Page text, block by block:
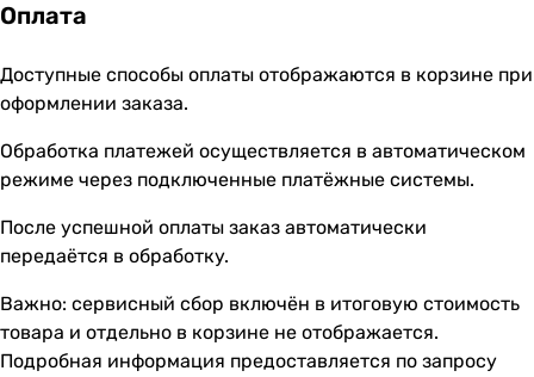
Оплата
Доступные способы оплаты отображаются в корзине при
оформлении заказа.
Обработка платежей осуществляется в автоматическом
режиме через подключенные платёжные системы.
После успешной оплаты заказ автоматически
передаётся в обработку.
Важно: сервисный сбор включён в итоговую стоимость
товара и отдельно в корзине не отображается.
Подробная информация предоставляется по запросу